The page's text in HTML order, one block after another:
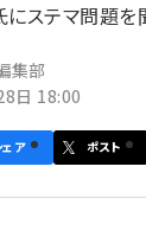
ステマ問題
集部
日 18:00
ェア ポスト